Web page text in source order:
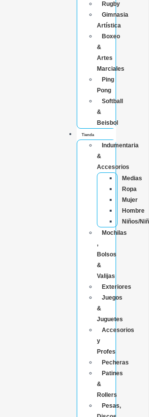
Rugby
Gimnasia
Artística
Boxeo
&
Artes
Marciales
Ping
Pong
Softball
&
Beisbol
Tienda
Indumentaria
&
Accesorios
Medias
Ropa
Mujer
Hombre
Niños/
Mochilas
,
Bolsos
&
Valijas
Exteriores
Juegos
&
Juguetes
Accesorios
y
Profes
Pecheras
Patines
&
Rollers
Pesas,